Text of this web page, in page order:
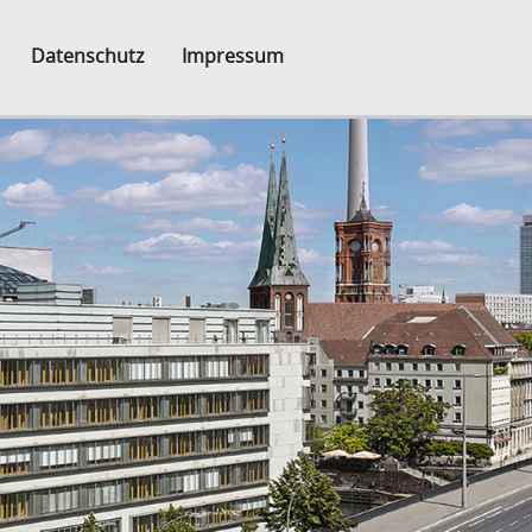
Datenschutz Impressum